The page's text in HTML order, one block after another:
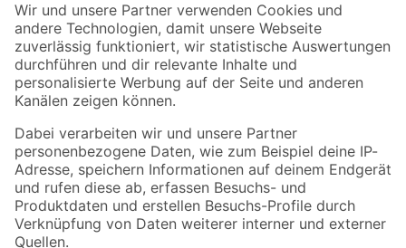
Der toom Newsletter: Keine Angebote und Aktionen mehr verpassen!
Zur Newsletter Anmeldung
Folge uns
Zahlungsarten Versandarten